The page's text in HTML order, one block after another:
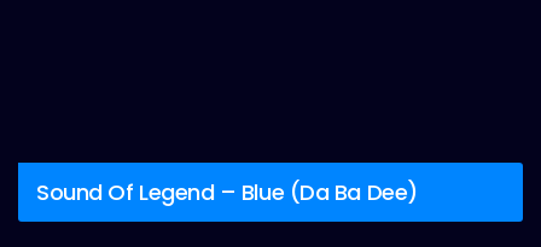
Sound Of Legend – Blue (Da Ba Dee)